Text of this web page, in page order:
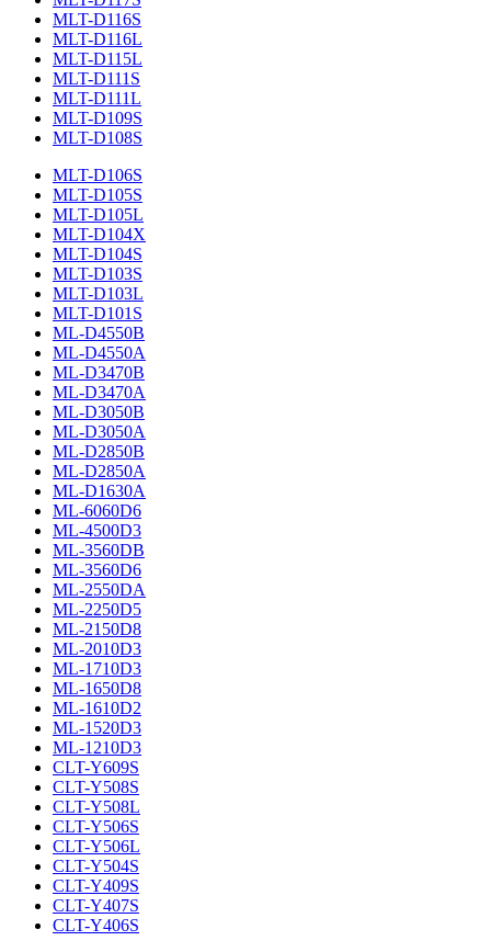
MLT-D116S
MLT-D116L
MLT-D115L
MLT-D111S
MLT-D111L
MLT-D109S
MLT-D108S
MLT-D106S
MLT-D105S
MLT-D105L
MLT-D104X
MLT-D104S
MLT-D103S
MLT-D103L
MLT-D101S
ML-D4550B
ML-D4550A
ML-D3470B
ML-D3470A
ML-D3050B
ML-D3050A
ML-D2850B
ML-D2850A
ML-D1630A
ML-6060D6
ML-4500D3
ML-3560DB
ML-3560D6
ML-2550DA
ML-2250D5
ML-2150D8
ML-2010D3
ML-1710D3
ML-1650D8
ML-1610D2
ML-1520D3
ML-1210D3
CLT-Y609S
CLT-Y508S
CLT-Y508L
CLT-Y506S
CLT-Y506L
CLT-Y504S
CLT-Y409S
CLT-Y407S
CLT-Y406S